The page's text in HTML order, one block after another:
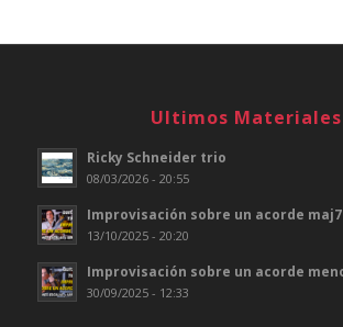
Ultimos Materiales
Ricky Schneider trio
08/03/2026 - 20:55
Improvisación sobre un acorde maj7
13/10/2025 - 20:20
Improvisación sobre un acorde
30/09/2025 - 12:33